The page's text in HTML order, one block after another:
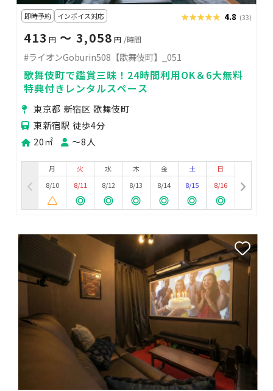
即時予約 インボイス対応 ★★★★★
★★★★★ 4.8 (33)
413 円 〜 3,058 円 /時間
#ライオンGoburin508【歌舞伎町】_051
歌舞伎町で鑑賞三昧！24時間利用OK＆6大無料
特典付きレンタルスペース
東京都 新宿区 歌舞伎町
東新宿駅 徒歩4分
20㎡
〜8人
月
8/10
火
8/11
水
8/12
木
8/13
金
8/14
土
8/15
日
8/16